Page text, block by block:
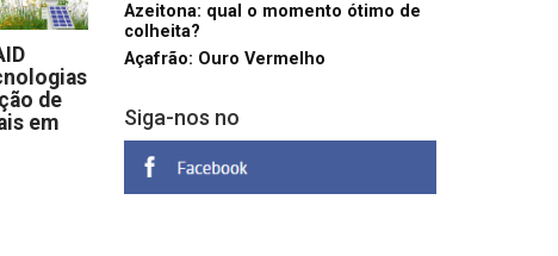
de
em
Azeitona: qual o momento ótimo de
colheita?
Açafrão: Ouro Vermelho
Siga-nos no